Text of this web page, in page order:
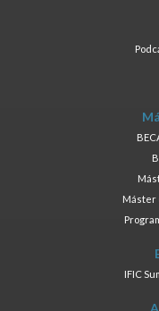
Máster
IFIC